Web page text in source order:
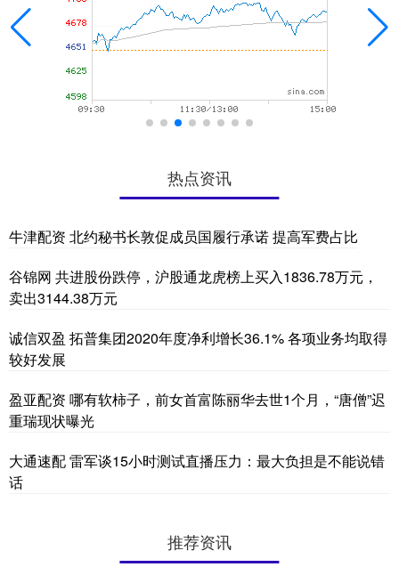
热点资讯
牛津配资 北约秘书长敦促成员国履行承诺 提高军费占比
谷锦网 共进股份跌停，沪股通龙虎榜上买入1836.78万元，
卖出3144.38万元
诚信双盈 拓普集团2020年度净利增长36.1% 各项业务均取得
较好发展
盈亚配资 哪有软柿子，前女首富陈丽华去世1个月，“唐僧”迟
重瑞现状曝光
大通速配 雷军谈15小时测试直播压力：最大负担是不能说错
话
推荐资讯